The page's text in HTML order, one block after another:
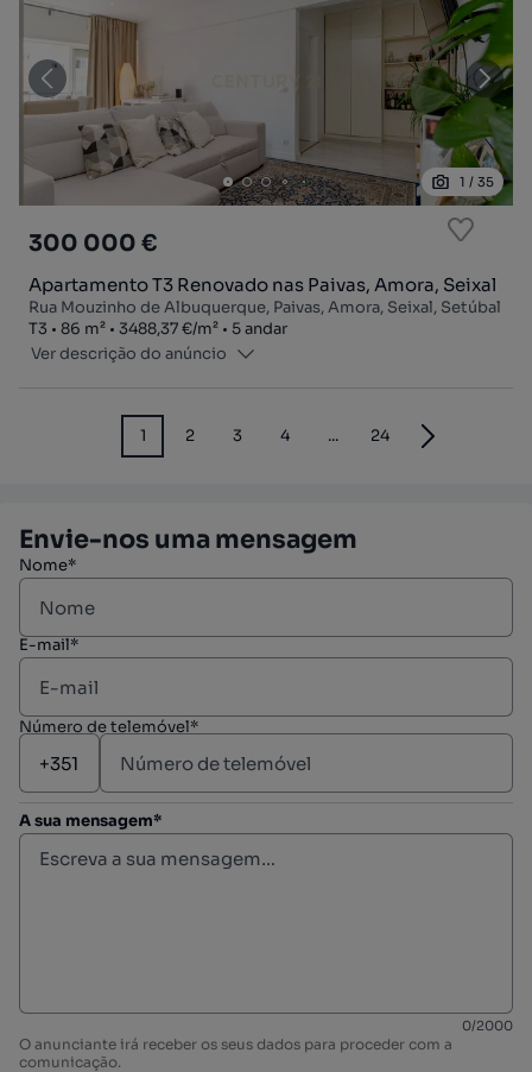
1 / 35
300 000 €
Apartamento T3 Renovado nas Paivas, Amora, Seixal
Rua Mouzinho de Albuquerque, Paivas, Amora, Seixal, Setúbal
Tipologia
T3
Zona86 m²
Preço por metro quadrado
3488,37 €/m²
Andar
5 andar
Ver descrição do anúncio
1 2 3 4 ... 24
Envie-nos uma mensagem
Nome*
E-mail*
Número de telemóvel*
A sua mensagem*
0/2000
O anunciante irá receber os seus dados para proceder com a
comunicação.